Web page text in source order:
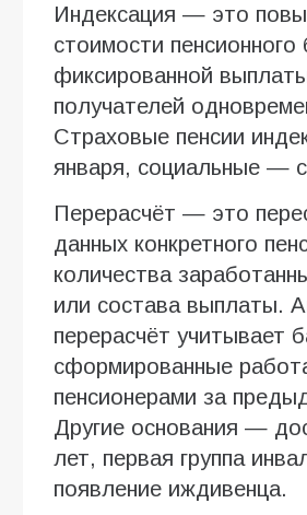
Индексация — это
стоимости пенсионного
фиксированной
получателей
Страховые пенсии
января, социальные —
Перерасчёт — это
данных конкретного
количества
или состава выплаты.
перерасчёт учитывает
сформированные
пенсионерами за
Другие основания —
лет, первая группа
появление иждивенца.